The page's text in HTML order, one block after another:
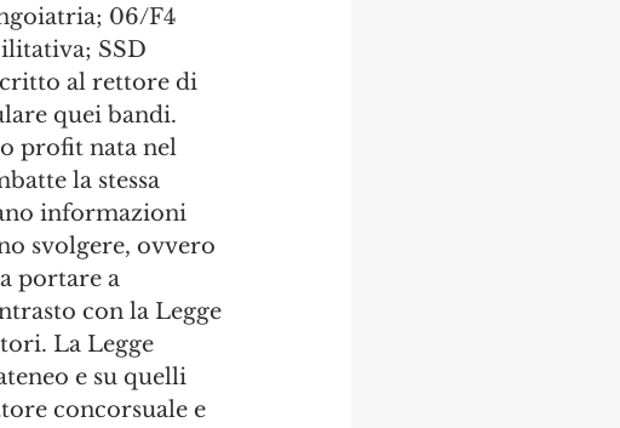
06/F4
SSD
al rettore di
quei bandi.
profit nata nel
la stessa
informazioni
svolgere, ovvero
portare a
con la Legge
La Legge
e su quelli
concorsuale e